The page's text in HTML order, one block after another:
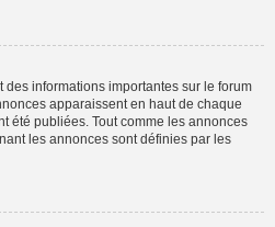
informations importantes sur le forum
apparaissent en haut de chaque
été publiées. Tout comme les annonces
les annonces sont définies par les